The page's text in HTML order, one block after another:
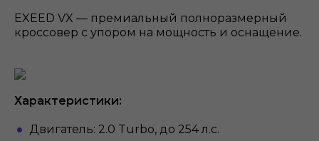
EXEED VX — премиальный полноразмерный
кроссовер с упором на мощность и оснащение.
Характеристики:
Двигатель: 2.0 Turbo, до 254 л.с.